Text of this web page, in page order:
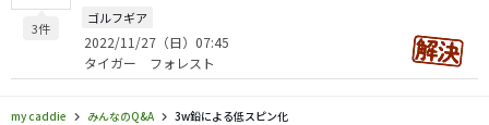
3件
ゴルフギア
2022/11/27（日）07:45
タイガー フォレスト
my caddie みんなのQ&A 3w鉛による低スピン化